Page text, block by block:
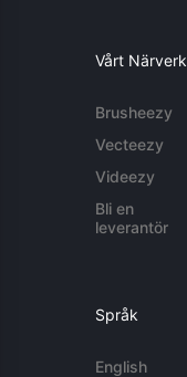
Vårt Närverk
Brusheezy
Vecteezy
Videezy
Bli en
leverantör
Språk
English